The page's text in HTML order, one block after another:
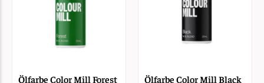
Ölfarbe Color Mill Forest
Ölfarbe Color Mill Black